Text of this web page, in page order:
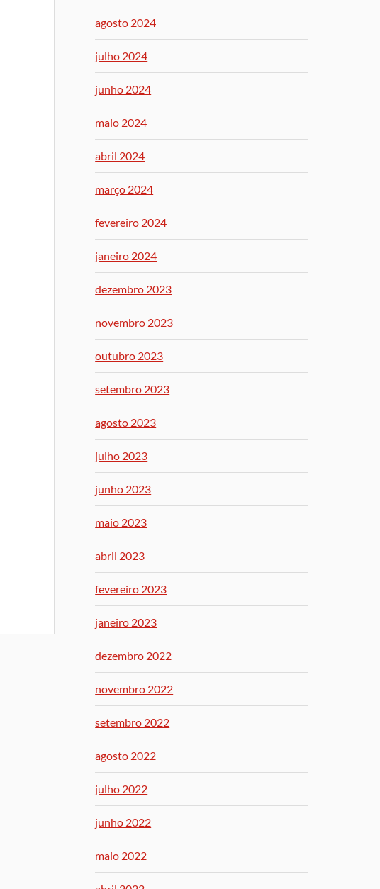
agosto 2024
julho 2024
junho 2024
maio 2024
abril 2024
março 2024
fevereiro 2024
janeiro 2024
dezembro 2023
novembro 2023
outubro 2023
setembro 2023
agosto 2023
julho 2023
junho 2023
maio 2023
abril 2023
fevereiro 2023
janeiro 2023
dezembro 2022
novembro 2022
setembro 2022
agosto 2022
julho 2022
junho 2022
maio 2022